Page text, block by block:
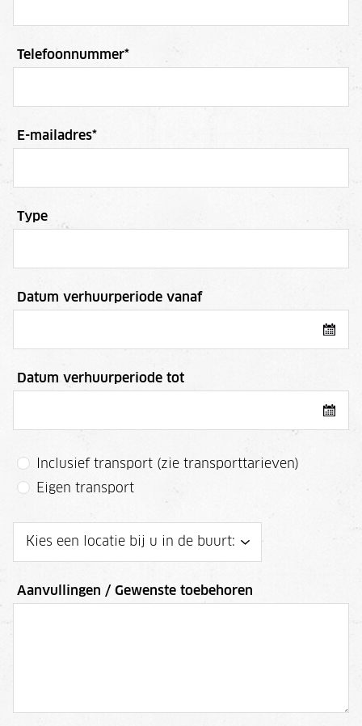
Telefoonnummer*
E-mailadres*
Type
Datum verhuurperiode vanaf
Datum verhuurperiode tot
Inclusief transport (zie transporttarieven)
Eigen transport
Aanvullingen / Gewenste toebehoren